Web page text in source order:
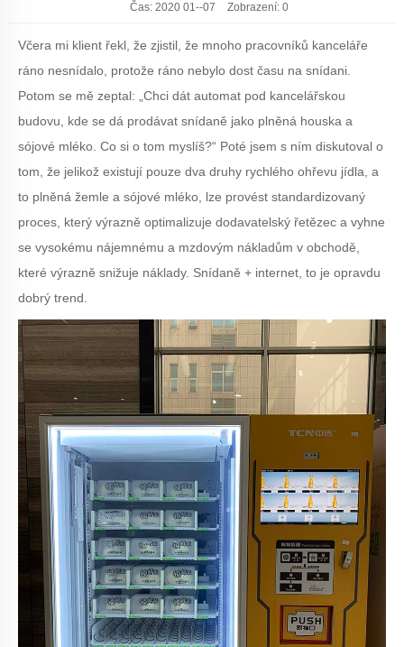
Čas: 2020 01--07 Zobrazení: 0
Včera mi klient řekl, že zjistil, že mnoho pracovníků kanceláře
ráno nesnídalo, protože ráno nebylo dost času na snídani.
Potom se mě zeptal: „Chci dát automat pod kancelářskou
budovu, kde se dá prodávat snídaně jako plněná houska a
sójové mléko. Co si o tom myslíš?“ Poté jsem s ním diskutoval o
tom, že jelikož existují pouze dva druhy rychlého ohřevu jídla, a
to plněná žemle a sójové mléko, lze provést standardizovaný
proces, který výrazně optimalizuje dodavatelský řetězec a vyhne
se vysokému nájemnému a mzdovým nákladům v obchodě,
které výrazně snižuje náklady. Snídaně + internet, to je opravdu
dobrý trend.